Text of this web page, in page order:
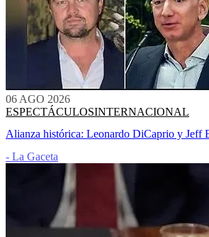
06 AGO 2026
ESPECTÁCULOSINTERNACIONAL
Alianza histórica: Leonardo DiCaprio y Jeff
- La Gaceta